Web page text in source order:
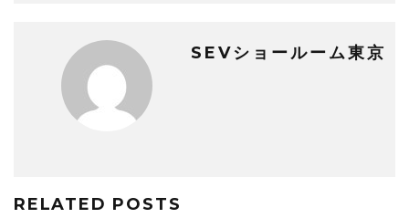
SEVショールーム東京
RELATED POSTS